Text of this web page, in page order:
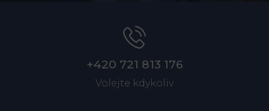
+420 721 813 176
Volejte kdykoliv